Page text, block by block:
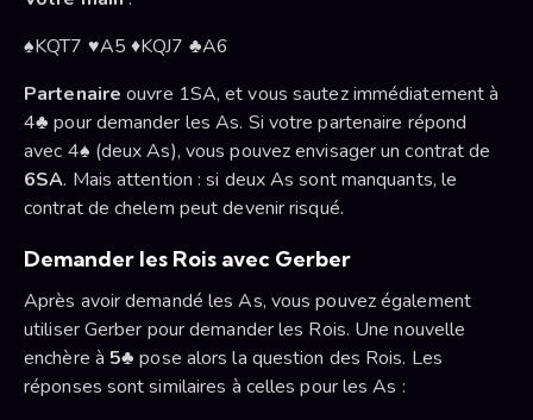
♠KQT7 ♥A5 ♦KQJ7 ♣A6
Partenaire ouvre 1SA, et vous sautez immédiatement à
4♣ pour demander les As. Si votre partenaire répond
avec 4♠ (deux As), vous pouvez envisager un contrat de
6SA. Mais attention : si deux As sont manquants, le
contrat de chelem peut devenir risqué.
Demander les Rois avec Gerber
Après avoir demandé les As, vous pouvez également
utiliser Gerber pour demander les Rois. Une nouvelle
enchère à 5♣ pose alors la question des Rois. Les
réponses sont similaires à celles pour les As :